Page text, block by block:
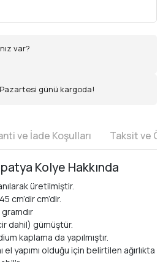
var?
günü kargoda!
ve İade Koşulları Taksit ve
Kolye Hakkında
üretilmiştir.
cm’dir cm’dir.
gramdır
dahil) gümüştür.
kaplama da yapılmıştır.
yapımı olduğu için belirtilen ağırlıkta